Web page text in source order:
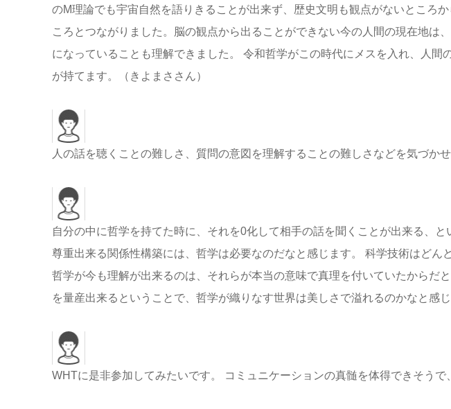
のM理論でも宇宙自然を語りきることが出来ず、歴史文明も観点がないところ
ころとつながりました。脳の観点から出ることができない今の人間の現在地は
になっていることも理解できました。 令和哲学がこの時代にメスを入れ、人
が持てます。（きよまささん）
人の話を聴くことの難しさ、質問の意図を理解することの難しさなどを気づか
自分の中に哲学を持てた時に、それを0化して相手の話を聞くことが出来る、
尊重出来る関係性構築には、哲学は必要なのだなと感じます。 科学技術はどん
哲学が今も理解が出来るのは、それらが本当の意味で真理を付いていたからだ
を量産出来るということで、哲学が織りなす世界は美しさで溢れるのかなと感
WHTに是非参加してみたいです。 コミュニケーションの真髄を体得できそう